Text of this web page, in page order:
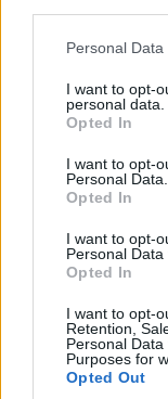
Please note that
not limited to your
grant or deny
use your data for
consent section.
Personal
I want to opt-
personal data.
Opted In
I want to opt-
Personal Data.
Opted In
I want to opt-
Personal Data
Opted In
I want to opt-
Retention,
Personal
Purposes for
Opted Out
Diákok a
trendeket a
A diákoknak már
rugalmasságot is